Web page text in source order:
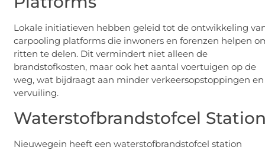
Lokale initiatieven hebben geleid tot de ontwikkeling
carpooling platforms die inwoners en forenzen helpen
ritten te delen. Dit vermindert niet alleen de
brandstofkosten, maar ook het aantal voertuigen op de
weg, wat bijdraagt aan minder verkeersopstoppingen en
vervuiling.
Waterstofbrandstofcel
Nieuwegein heeft een waterstofbrandstofcel station